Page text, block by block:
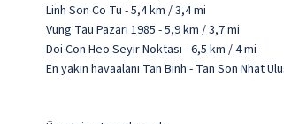
Linh Son Co Tu - 5,4 km / 3,4 mi
Vung Tau Pazarı 1985 - 5,9 km / 3,7 mi
Doi Con Heo Seyir Noktası - 6,5 km / 4 mi
En yakın havaalanı Tan Binh - Tan Son Nhat